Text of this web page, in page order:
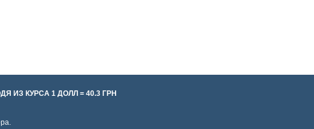
ИЗ КУРСА 1 ДОЛЛ = 40.3 ГРН